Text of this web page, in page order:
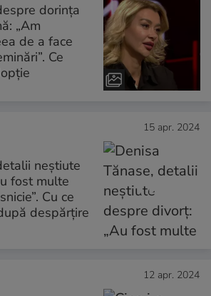
dorința
„Am
de a face
Ce
15 apr. 2024
neștiute
fost multe
Cu ce
despărțire
12 apr. 2024